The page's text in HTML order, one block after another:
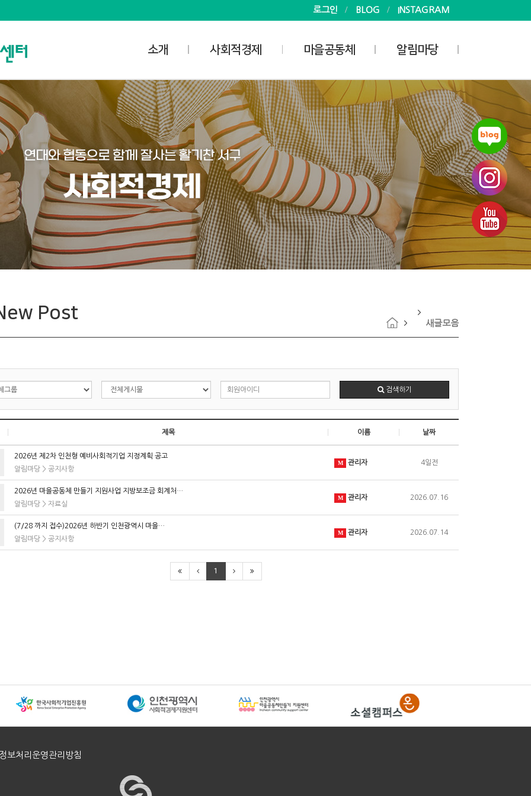
로그인 BLOG INSTAGRAM
소개 사회적경제 마을공동체 알림마당
사명과 비전
담당자 업무공개
오시는 길
공간소개
대관신청
미디어스튜디오
대관예약확인
사업안내
사회적경제
- 사회적기업
- 마을기업
- 협동조합
- 자활기업
사회적경제협의회
사회적경제조직 현황
사업안내
마을공동체
마을공동체 지원활동가
공지사항
소식
사진
게시판
자료실
Post 새글모음
검색하기
제목 이름 날짜
2026년 제2차 인천형 예비사회적기업 지정계획 공고
알림마당 > 공지사항
M 관리자 4일전
2026년 마을공동체 만들기 지원사업 지방보조금 회계처…
알림마당 > 자료실
M 관리자 2026.07.16
(7/28 까지 접수)2026년 하반기 인천광역시 마을…
알림마당 > 공지사항
M 관리자 2026.07.14
1
보처리운영관리방침